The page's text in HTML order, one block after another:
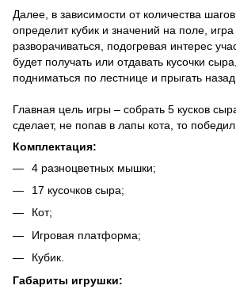
Далее, в зависимости от количества
определит кубик и значений на поле, игра
разворачиваться, подогревая интерес
будет получать или отдавать кусочки сыра,
подниматься по лестнице и прыгать назад.
Главная цель игры – собрать 5 кусков
сделает, не попав в лапы кота, то
Комплектация:
4 разноцветных мышки;
17 кусочков сыра;
Кот;
Игровая платформа;
Кубик.
Габариты игрушки: